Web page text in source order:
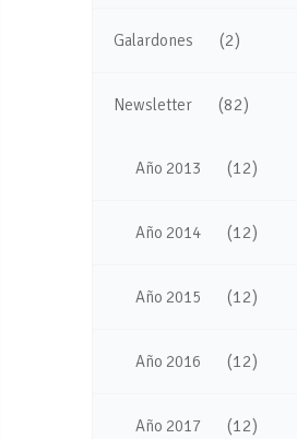
Galardones (2)
Newsletter (82)
Año 2013 (12)
Año 2014 (12)
Año 2015 (12)
Año 2016 (12)
Año 2017 (12)